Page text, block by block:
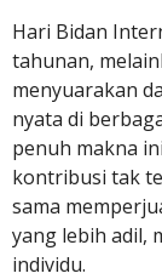
Hari Bidan
tahunan,
menyuarakan
nyata di
penuh makna
kontribusi tak
sama
yang lebih adil,
individu.